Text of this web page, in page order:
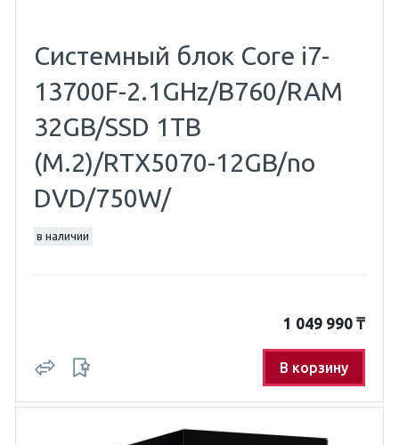
Системный блок Core i7-
13700F-2.1GHz/B760/RAM
32GB/SSD 1TB
(M.2)/RTX5070-12GB/no
DVD/750W/
в наличии
1 049 990 ₸
В корзину